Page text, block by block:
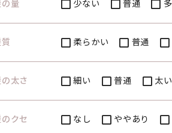
量 少ない 普通
柔らかい 普通
太さ 細い 普通 太い
クセ なし ややあり